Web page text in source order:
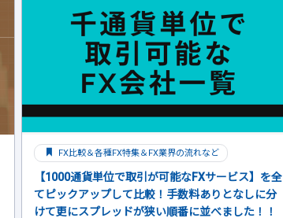
FX比較＆各種FX特集＆FX業界の流れなど
【1000通貨単位で取引が可能なFXサービス】を全
てピックアップして比較！手数料ありとなしに分
けて更にスプレッドが狭い順番に並べました！！